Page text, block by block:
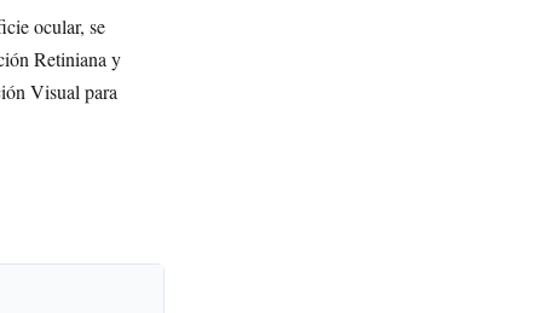
ocular, se
Retiniana y
Visual para